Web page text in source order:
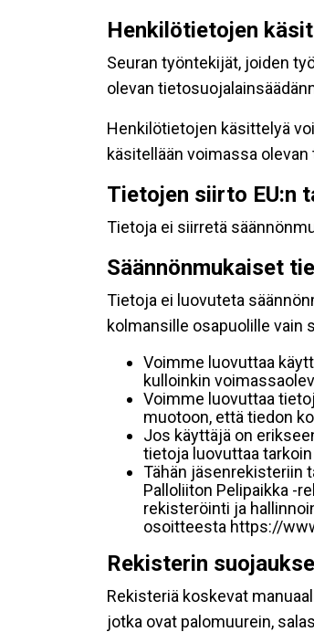
Henkilötietojen
Seuran työntekijät, joiden
olevan
Henkilötietojen käsittelyä
käsitellään voimassa
Tietojen siirto EU:n
Tietoja ei siirretä
Säännönmukaiset
Tietoja ei luovuteta
kolmansille osapuolille vain
Voimme luovuttaa
kulloinkin
Voimme luovuttaa
muotoon, että tiedon
Jos käyttäjä on
tietoja luovuttaa
Tähän jäsenrekisteriin
Palloliiton Pelipaikka -
rekisteröinti ja
osoitteesta https://
Rekisterin
Rekisteriä koskevat
jotka ovat palomuurein,